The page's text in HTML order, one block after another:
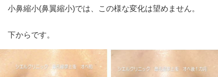
小鼻縮小(鼻翼縮小)では、この様な変化は望めません。
下からです。